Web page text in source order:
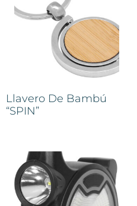
Llavero De Bambú
“SPIN”